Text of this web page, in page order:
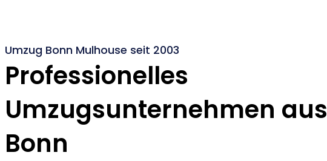
Umzug Bonn Mulhouse seit 2003
Professionelles
Umzugsunternehmen aus
Bonn